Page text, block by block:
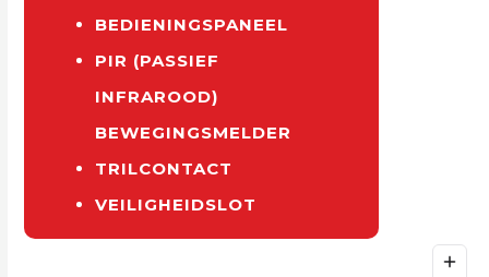
BEDIENINGSPANEEL
PIR (PASSIEF
INFRAROOD)
BEWEGINGSMELDER
TRILCONTACT
VEILIGHEIDSLOT